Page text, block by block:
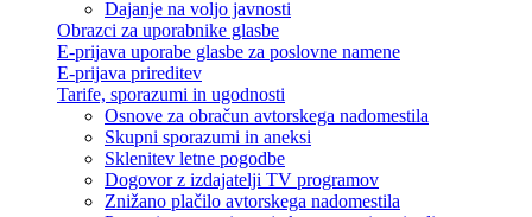
Dajanje na voljo javnosti
Obrazci za uporabnike glasbe
E-prijava uporabe glasbe za poslovne namene
E-prijava prireditev
Tarife, sporazumi in ugodnosti
Osnove za obračun avtorskega nadomestila
Skupni sporazumi in aneksi
Sklenitev letne pogodbe
Dogovor z izdajatelji TV programov
Znižano plačilo avtorskega nadomestila